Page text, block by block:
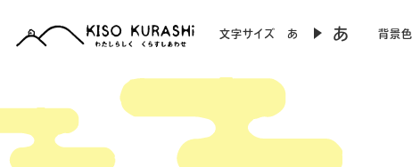
文字サイズ あ あ 背景色